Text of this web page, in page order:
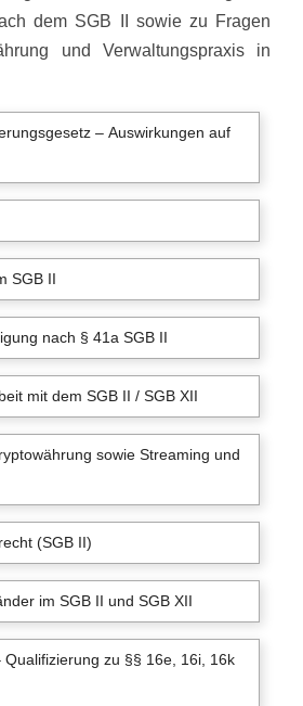
dem SGB II sowie zu Fragen
und Verwaltungspraxis in
– Auswirkungen auf
SGB II
nach § 41a SGB II
mit dem SGB II / SGB XII
sowie Streaming und
(SGB II)
im SGB II und SGB XII
zu §§ 16e, 16i, 16k